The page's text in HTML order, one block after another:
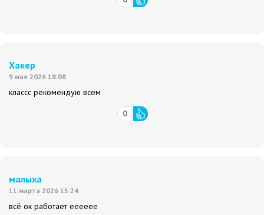
Хакер
9 мая 2026 18:08
классс рекомендую всем
0
малыха
11 марта 2026 15:24
всё ок работает ееееее